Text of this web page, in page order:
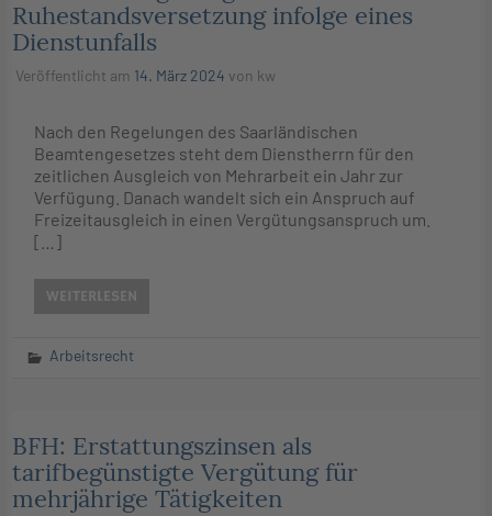
Ruhestandsversetzung infolge eines
Dienstunfalls
Veröffentlicht am 14. März 2024 von kw
Nach den Regelungen des Saarländischen
Beamtengesetzes steht dem Dienstherrn für den
zeitlichen Ausgleich von Mehrarbeit ein Jahr zur
Verfügung. Danach wandelt sich ein Anspruch auf
Freizeitausgleich in einen Vergütungsanspruch um.
[…]
WEITERLESEN
Arbeitsrecht
BFH: Erstattungszinsen als
tarifbegünstigte Vergütung für
mehrjährige Tätigkeiten